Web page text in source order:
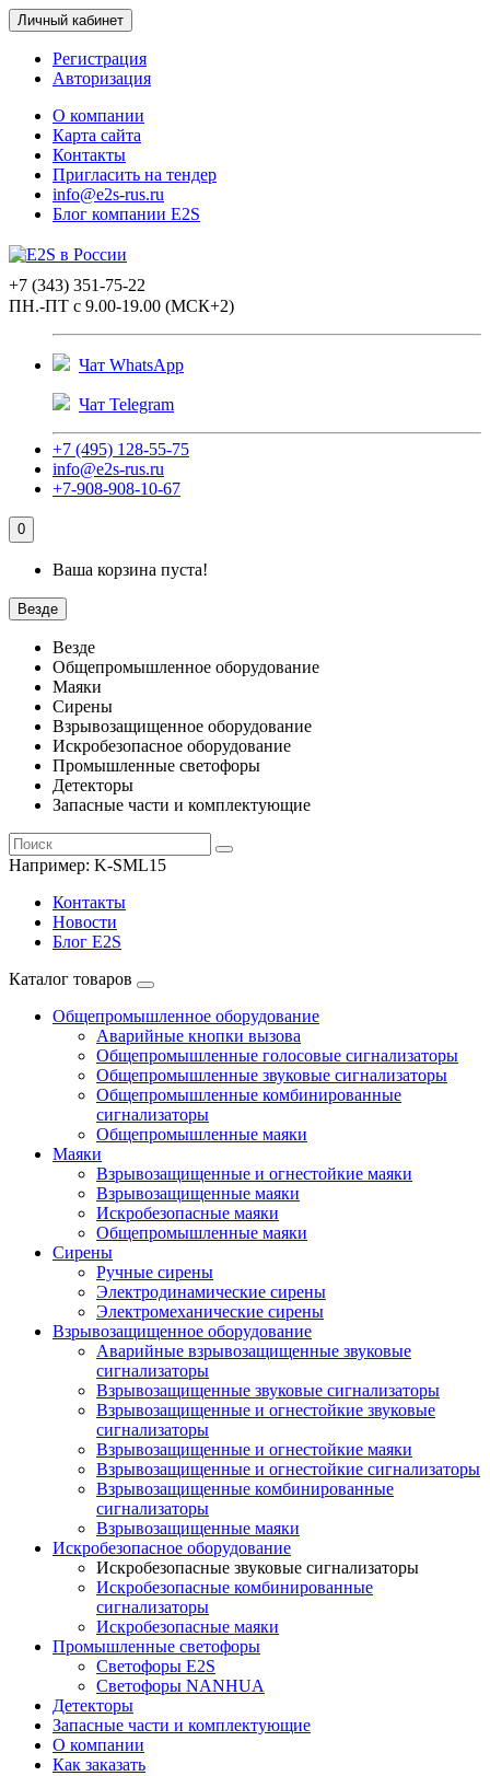
Личный кабинет
Регистрация
Авторизация
О компании
Карта сайта
Контакты
Пригласить на тендер
info@e2s-rus.ru
Блог компании E2S
+7 (343) 351-75-22
ПН.-ПТ с 9.00-19.00 (МСК+2)
Чат WhatsApp
Чат Telegram
+7 (495) 128-55-75
info@e2s-rus.ru
+7-908-908-10-67
0
Ваша корзина пуста!
Везде
Везде
Общепромышленное оборудование
Маяки
Сирены
Взрывозащищенное оборудование
Искробезопасное оборудование
Промышленные светофоры
Детекторы
Запасные части и комплектующие
Например: K-SML15
Контакты
Новости
Блог E2S
Каталог товаров
Общепромышленное оборудование
Аварийные кнопки вызова
Общепромышленные голосовые сигнализаторы
Общепромышленные звуковые сигнализаторы
Общепромышленные комбинированные
сигнализаторы
Общепромышленные маяки
Маяки
Взрывозащищенные и огнестойкие маяки
Взрывозащищенные маяки
Искробезопасные маяки
Общепромышленные маяки
Сирены
Ручные сирены
Электродинамические сирены
Электромеханические сирены
Взрывозащищенное оборудование
Аварийные взрывозащищенные звуковые
сигнализаторы
Взрывозащищенные звуковые сигнализаторы
Взрывозащищенные и огнестойкие звуковые
сигнализаторы
Взрывозащищенные и огнестойкие маяки
Взрывозащищенные и огнестойкие сигнализаторы
Взрывозащищенные комбинированные
сигнализаторы
Взрывозащищенные маяки
Искробезопасное оборудование
Искробезопасные звуковые сигнализаторы
Искробезопасные комбинированные
сигнализаторы
Искробезопасные маяки
Промышленные светофоры
Светофоры E2S
Светофоры NANHUA
Детекторы
Запасные части и комплектующие
О компании
Как заказать